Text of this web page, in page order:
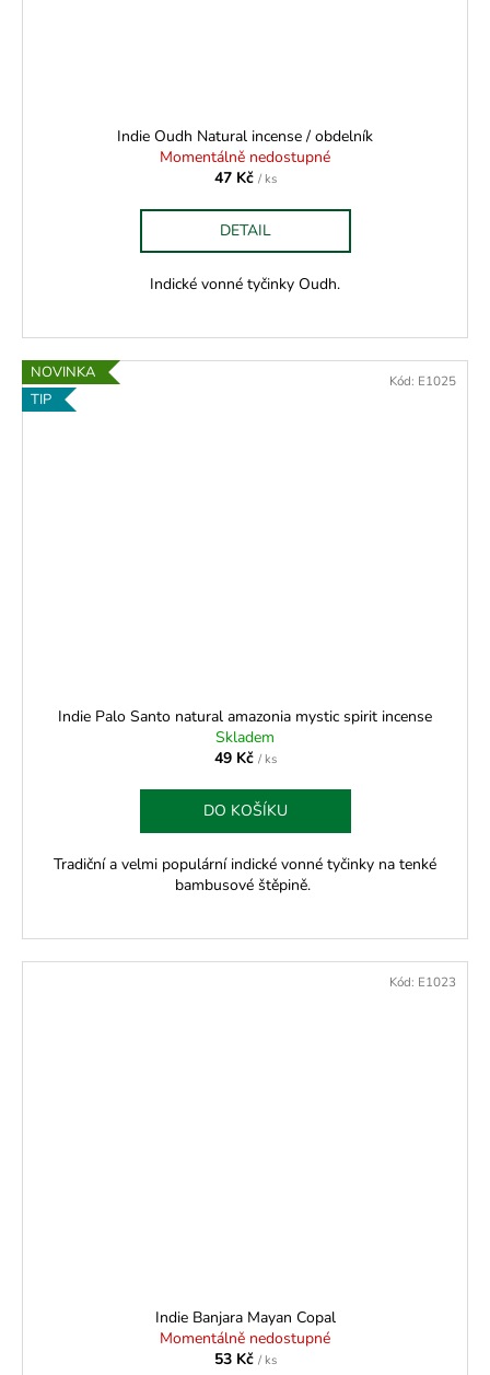
Indie Oudh Natural incense / obdelník
Momentálně nedostupné
47 Kč / ks
DETAIL
Indické vonné tyčinky Oudh.
NOVINKA
TIP
Indie Palo Santo natural amazonia mystic spirit incense
Skladem
49 Kč / ks
DO KOŠÍKU
Tradiční a velmi populární indické vonné tyčinky na tenké
bambusové štěpině.
Kód: E1025
Indie Banjara Mayan Copal
Momentálně nedostupné
53 Kč / ks
Kód: E1023